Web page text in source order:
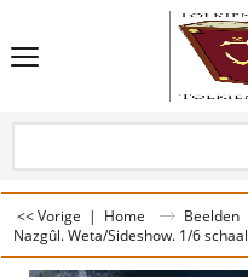
<< Vorige | Home Beelden
Nazgûl. Weta/Sideshow. 1/6 schaal